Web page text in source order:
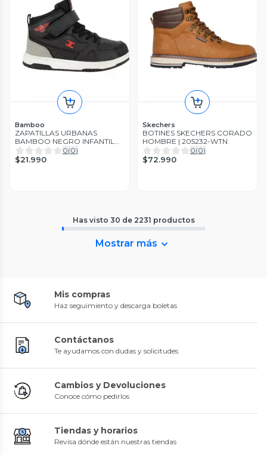
Bamboo
ZAPATILLAS URBANAS
BAMBOO NEGRO INFANTIL
2937-02
0(0)
$21.990
Skechers
BOTINES SKECHERS CORADO
HOMBRE | 205232-WTN
0(0)
$72.990
Has visto 30 de 2231 productos
Mostrar más
Mis compras
Haz seguimiento y descarga boletas
Contáctanos
Te ayudamos con dudas y solicitudes
Cambios y Devoluciones
Conoce cómo pedirlos
Tiendas y horarios
Revisa dónde están nuestras tiendas